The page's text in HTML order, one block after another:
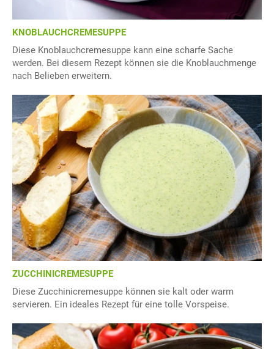
KNOBLAUCHCREMESUPPE
Diese Knoblauchcremesuppe kann eine scharfe Sache
werden. Bei diesem Rezept können sie die Knoblauchmenge
nach Belieben erweitern.
ZUCCHINICREMESUPPE
Diese Zucchinicremesuppe können sie kalt oder warm
servieren. Ein ideales Rezept für eine tolle Vorspeise.